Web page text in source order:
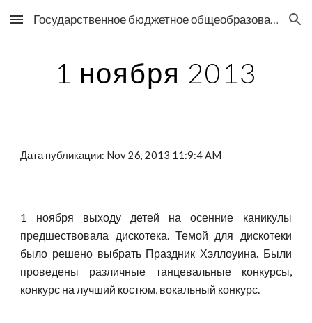
Skip to main content Skip to navigation
Государственное бюджетное общеобразовательное учреждение средняя общеобразовательная школа №76 Выборгского района Санкт-Петербурга
1 ноября 2013
Дата публикации: Nov 26, 2013 11:9:4 AM
1 ноября выходу детей на осенние каникулы
предшествовала дискотека. Темой для дискотеки
было решено выбрать Праздник Хэллоуина. Были
проведены различные танцевальные конкурсы,
конкурс на лучший костюм, вокальный конкурс.